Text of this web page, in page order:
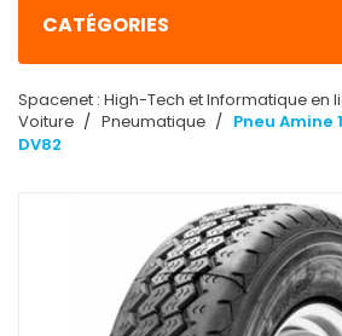
CATÉGORIES
Spacenet : High-Tech et Informatique en
Voiture
Pneumatique
Pneu Amine
DV82